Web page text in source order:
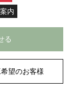
内
る
望のお客様